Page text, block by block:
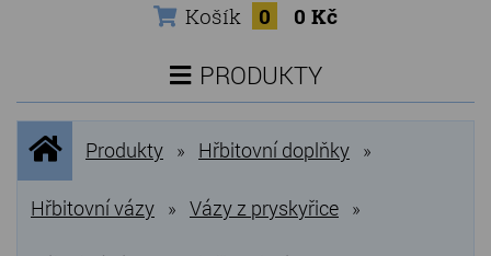
Košík 0 0 Kč
PRODUKTY
NOVINKY
NEJPRODÁVANĚJŠÍ
VÝPRODEJ
Úvodní
stránka
Produkty » Hřbitovní doplňky »
Hřbitovní vázy » Vázy z pryskyřice »